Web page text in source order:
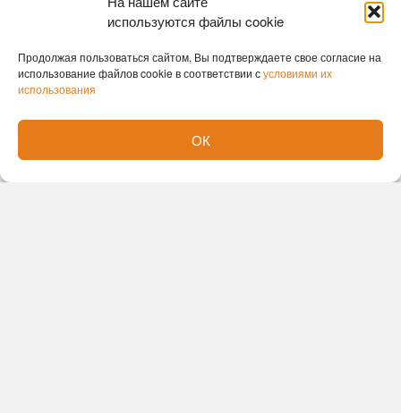
используются файлы cookie
Продолжая пользоваться сайтом, Вы подтверждаете свое согласие на
использование файлов cookie в соответствии сусловиями их
использования
ОК